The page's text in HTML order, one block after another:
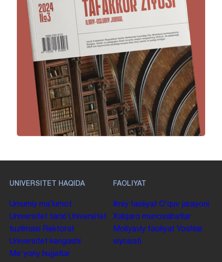
UNIVERSITET HAQIDA
Umumiy maʼlumot
Universitet tarixi Universitet
tuzilmasi
Rektorat
Universitet kengashi
Me'yoriy hujjatlar
FAOLIYAT
Ilmiy faoliyat Oʻquv jarayoni
Xalqaro munosabatlar
Moliyaviy faoliyat Yoshlar
siyosati